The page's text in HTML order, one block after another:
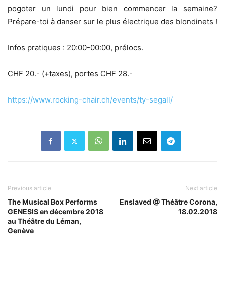
pogoter un lundi pour bien commencer la semaine?
Prépare-toi à danser sur le plus électrique des blondinets !
Infos pratiques : 20:00-00:00, prélocs.
CHF 20.- (+taxes), portes CHF 28.-
https://www.rocking-chair.ch/events/ty-segall/
Previous article
The Musical Box Performs
GENESIS en décembre 2018
au Théâtre du Léman,
Genève
Next article
Enslaved @ Théâtre Corona,
18.02.2018